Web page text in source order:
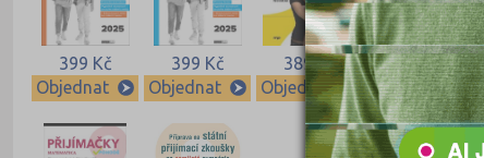
399 Kč
Objednat
399 Kč
Objednat
389 Kč
Objednat
339 Kč
Objednat